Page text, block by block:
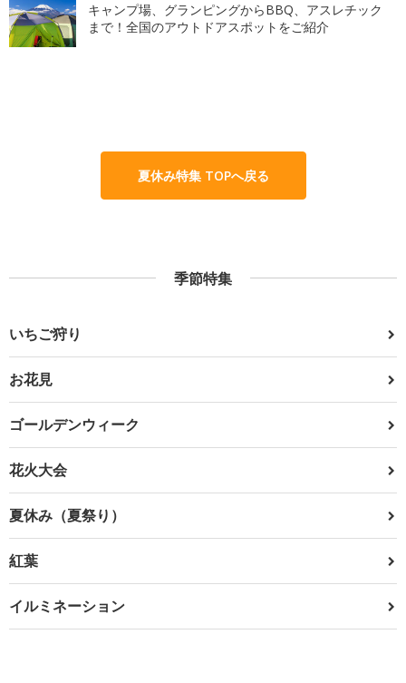
キャンプ場、グランピングからBBQ、アスレチック
まで！全国のアウトドアスポットをご紹介
夏休み特集 TOPへ戻る
季節特集
いちご狩り
お花見
ゴールデンウィーク
花火大会
夏休み（夏祭り）
紅葉
イルミネーション